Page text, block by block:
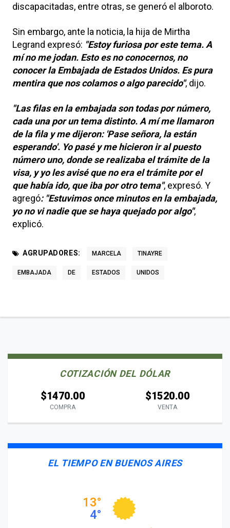
discapacitadas, entre otras, se generó el alboroto.
Sin embargo, ante la noticia, la hija de Mirtha
Legrand expresó: "Estoy furiosa por este tema. A
mí no me jodan. Esto es no conocernos, no
conocer la Embajada de Estados Unidos. Es pura
mentira que nos colamos o algo parecido", dijo.
"Las filas en la embajada son todas por número,
cada una por un tema distinto. A mí me llamaron
de la fila y me dijeron: 'Pase señora, la están
esperando'. Yo pasé y me hicieron ir al puesto
número uno, donde se realizaba el trámite de la
visa, y yo les avisé que no era el trámite por el
que había ido, que iba por otro tema", expresó. Y
agregó: "Estuvimos once minutos en la embajada,
yo no vi nadie que se haya quejado por algo",
explicó.
AGRUPADORES: MARCELA TINAYRE
EMBAJADA DE ESTADOS UNIDOS
COTIZACIÓN DEL DÓLAR
$1470.00
COMPRA
$1520.00
VENTA
EL TIEMPO EN BUENOS AIRES